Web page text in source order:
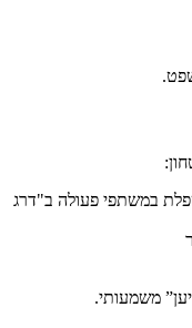
במשתפי פעולה ב"דרג
משמעותי.